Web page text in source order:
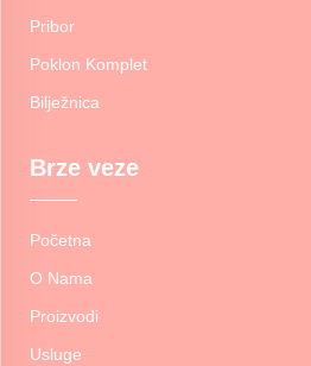
Pribor
Poklon Komplet
Bilježnica
Brze veze
Početna
O Nama
Proizvodi
Usluge